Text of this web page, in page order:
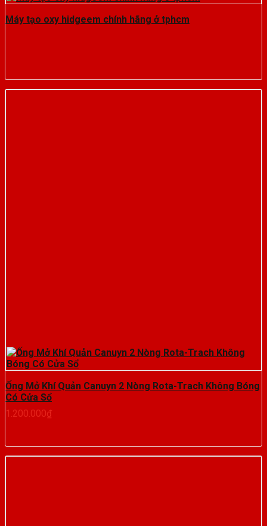
Máy tạo oxy hidgeem chính hãng ở tphcm
Ống Mở Khí Quản Canuyn 2 Nòng Rota-Trach Không Bóng
Có Cửa Sổ
1.200.000₫